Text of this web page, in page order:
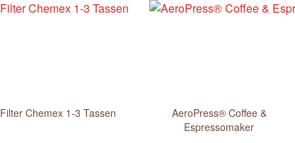
Filter Chemex 1-3 Tassen
AeroPress® Coffee &
Espressomaker